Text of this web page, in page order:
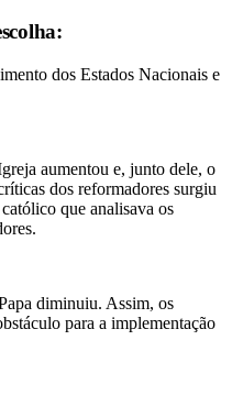
dos Estados Nacionais e
aumentou e, junto dele, o
dos reformadores surgiu
que analisava os
diminuiu. Assim, os
para a implementação